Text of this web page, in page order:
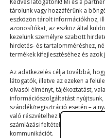
Kedves látogatónk! Mi és a
tárolunk vagy hozzáférünk a
eszközön tárolt információkhoz,
azonosítókat, az eszköz által
kezelünk személyre szabott
hirdetés- és tartalomméréshez,
termékek kifejlesztéséhez és azok
Az adatkezelés célja továbbá,
látogatók, illetve az ezeken a
olvasói élményt, tájékoztatást,
információszolgáltatást nyújtsunk,
szándék/regisztráció esetén – a
való részvételhez biztosítsuk a
számlázási feltételeket és a
kommunikációt.
MIX
2023. 03. 07.
Leszögezem, hogy
a cikk. Csak